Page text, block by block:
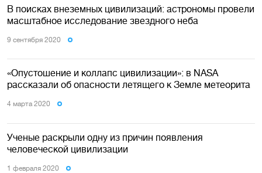
В поисках внеземных цивилизаций: астрономы провели
масштабное исследование звездного неба
9 сентября 2020
«Опустошение и коллапс цивилизации»: в NASA
рассказали об опасности летящего к Земле метеорита
4 марта 2020
Ученые раскрыли одну из причин появления
человеческой цивилизации
1 февраля 2020